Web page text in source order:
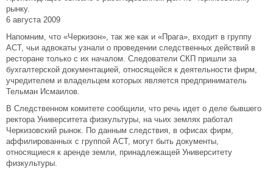
рынку.
6 августа 2009
Напомним, что «Черкизон», так же как и «Прага», входит в группу
АСТ, чьи адвокаты узнали о проведении следственных действий в
ресторане только с их началом. Следователи СКП пришли за
бухгалтерской документацией, относящейся к деятельности фирм,
учредителем и владельцем которых является предприниматель
Тельман Исмаилов.
В Следственном комитете сообщили, что речь идет о деле бывшего
ректора Университета физкультуры, на чьих землях работал
Черкизовский рынок. По данным следствия, в офисах фирм,
аффилированных с группой АСТ, могут быть документы,
относящиеся к аренде земли, принадлежащей Университету
физкультуры.